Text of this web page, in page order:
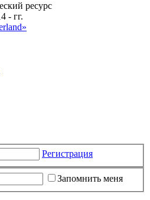
ресурс
- гг.
Регистрация
Запомнить меня